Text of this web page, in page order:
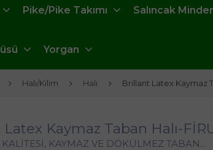
Pike/Pike Takımı Salıncak
Yorgan
Halı/Kilim Halı Brillant Latex Kaymaz
Kaymaz Taban Halı-
KAYMAZ VE DÖKÜLMEZ TABAN...